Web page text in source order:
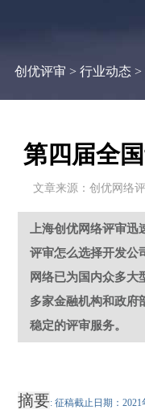
创优评审 > 行业动态>
第四届全
文章来源：创优网络
上海创优网络评审
评审怎么选择开发公
网络已为国内众多大
多家金融机构和政府
稳定的评审服务。
摘要: 征稿截止日期：